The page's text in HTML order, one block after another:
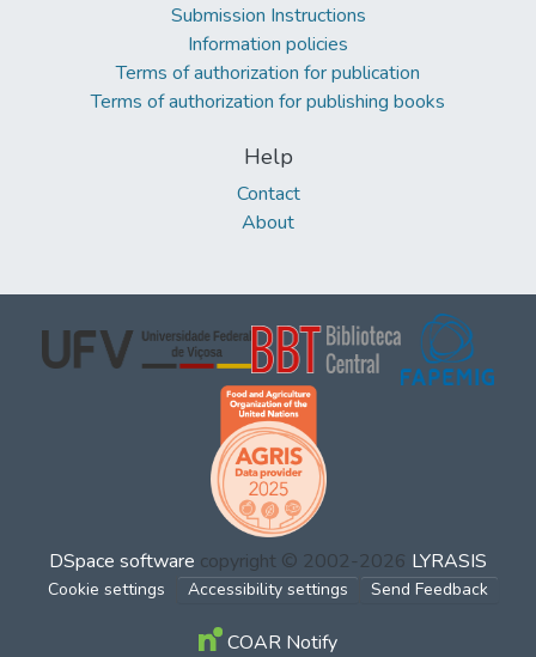
Submission Instructions
Information policies
Terms of authorization for publication
Terms of authorization for publishing books
Help
Contact
About
DSpace software copyright © 2002-2026 LYRASIS
Cookie settings Accessibility settings Send Feedback
COAR Notify